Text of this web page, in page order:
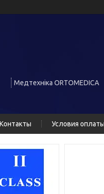
Медтехніка ORTOMEDICA
Контакты Условия